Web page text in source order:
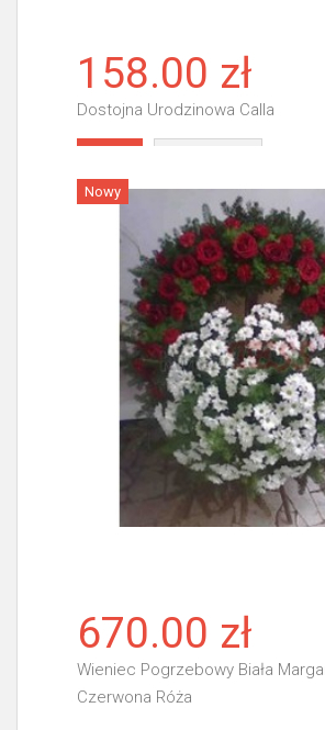
158.00 zł
Dostojna Urodzinowa Calla
Nowy
670.00 zł
Wieniec Pogrzebowy Biała
Czerwona Róża